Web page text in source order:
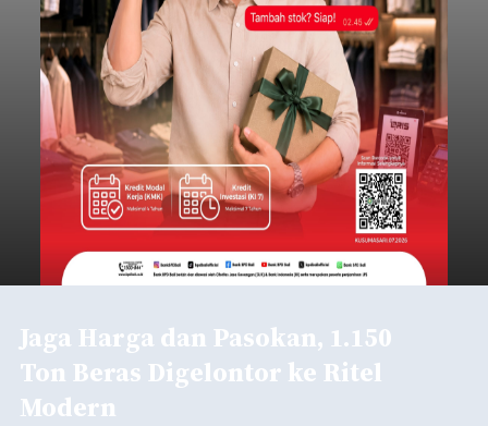
Jaga Harga dan Pasokan, 1.150
Ton Beras Digelontor ke Ritel
Modern